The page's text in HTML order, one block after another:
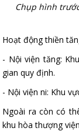
Chụp hình
Hoạt động thiền
- Nội viện tăng:
gian quy định.
- Nội viện ni: Khu
Ngoài ra còn có
khu hòa thượng